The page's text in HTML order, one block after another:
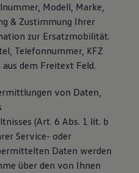
Modell, Marke,
& Zustimmung Ihrer
zur Ersatzmobilität.
Telefonnummer, KFZ
dem Freitext Feld.
von Daten,
(Art. 6 Abs. 1 lit. b
Service- oder
Daten werden
über den von Ihnen